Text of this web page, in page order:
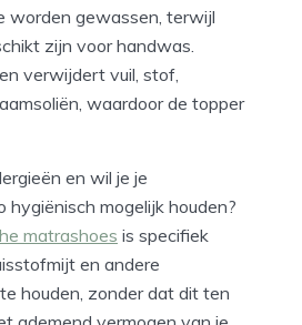
worden gewassen, terwijl
zijn voor handwas.
verwijdert vuil, stof,
waardoor de topper
en wil je je
hygiënisch mogelijk houden?
matrashoes is specifiek
en andere
houden, zonder dat dit ten